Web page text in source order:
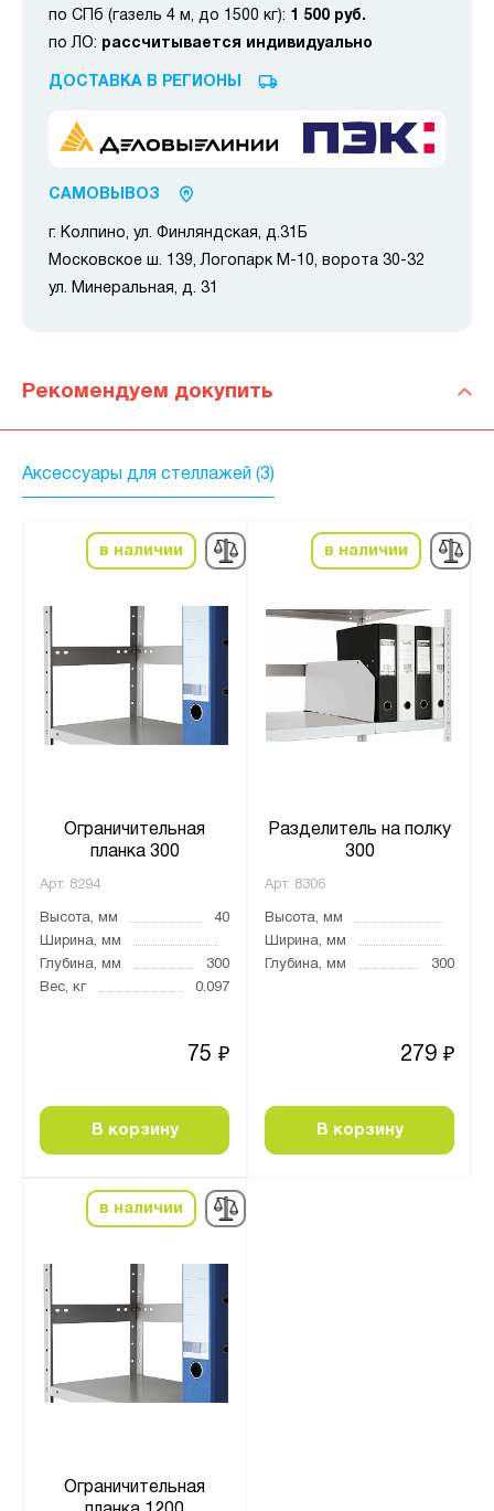
по СПб (газель 4 м, до 1500 кг): 1 500 руб.
по ЛО: рассчитывается индивидуально
ДОСТАВКА В РЕГИОНЫ
САМОВЫВОЗ
г. Колпино, ул. Финляндская, д.31Б
Московское ш. 139, Логопарк М-10, ворота 30-32
ул. Минеральная, д. 31
Рекомендуем докупить
Аксессуары для стеллажей (3)
в наличии
Ограничительная
планка 300
Арт. 8294
Высота, мм
40
Ширина, мм
Глубина, мм
300
Вес, кг
0.097
75 ₽
В корзину
в наличии
Разделитель на полку
300
Арт. 8306
Высота, мм
Ширина, мм
Глубина, мм
300
279 ₽
В корзину
в наличии
Ограничительная